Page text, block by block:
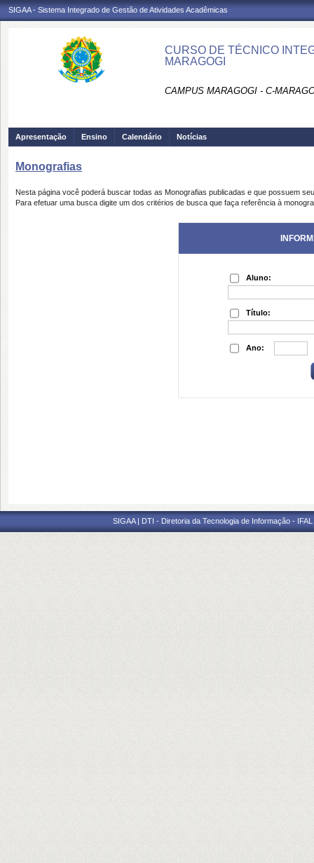
SIGAA - Sistema Integrado de Gestão de Atividades Acadêmicas
CURSO DE TÉCNICO
MARAGOGI
CAMPUS MARAGOGI - C-
Apresentação Ensino Calendário Notícias
Monografias
Nesta página você poderá buscar todas as Monografias publicadas e que possuem
Para efetuar uma busca digite um dos critérios de busca que faça referência à
Aluno:
Título:
Ano:
SIGAA | DTI - Diretoria da Tecnologia de Informação -